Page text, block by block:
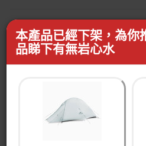
產品介紹
Naturehike P-Plus 3-4人
綸布，能夠UPF50+防曬
在各種氣候條件下保護您的
間。全鋁合金帳桿搭配簡易
建，即便是沒有經驗的使用
本產品已經下架，為你
品睇下有無岩心水